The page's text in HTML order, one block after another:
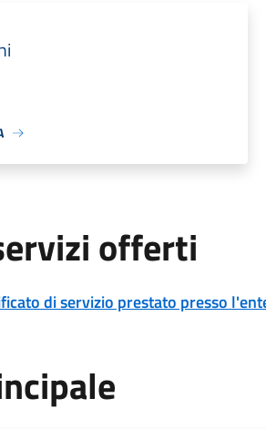
offerti
di servizio prestato presso